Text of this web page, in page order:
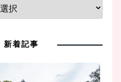
新着記事